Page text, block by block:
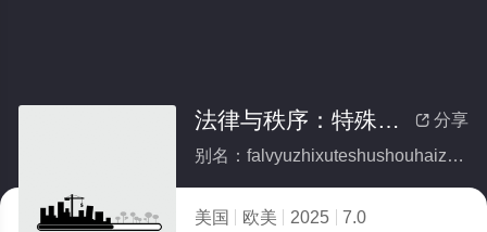
 分享
法律与秩序：特殊受害者 第二十七季(全集)
别名：falvyuzhixuteshushouhaizhediershiqiji
美国 欧美 2025
7.0